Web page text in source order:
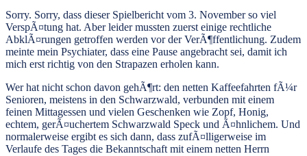
Sorry. Sorry, dass dieser Spielbericht vom 3. November so viel
VerspÃ¤tung hat. Aber leider mussten zuerst einige rechtliche
AbklÃ¤rungen getroffen werden vor der VerÃ¶ffentlichung. Zudem
meinte mein Psychiater, dass eine Pause angebracht sei, damit ich
mich erst richtig von den Strapazen erholen kann.
Wer hat nicht schon davon gehÃ¶rt: den netten Kaffeefahrten fÃ¼r
Senioren, meistens in den Schwarzwald, verbunden mit einem
feinen Mittagessen und vielen Geschenken wie Zopf, Honig,
echtem, gerÃ¤uchertem Schwarzwald Speck und Ã¤hnlichem. Und
normalerweise ergibt es sich dann, dass zufÃ¤lligerweise im
Verlaufe des Tages die Bekanntschaft mit einem netten Herrn